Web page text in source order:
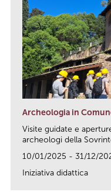
Archeologia in
Visite guidate e
archeologi della
10/01/2025 - 31/12/
Iniziativa didattica